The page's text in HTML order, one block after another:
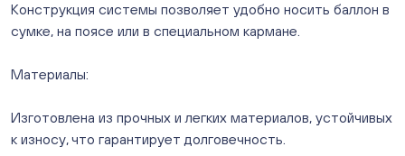
Нет в наличии
Слон. Миасс, Автозаводцев (ТК Слон, г. Миасс)
Сталеваров 5(ЦВЕТЫ) (г. Челябинск, ул. Сталеваров
ежедневно с 10:00 до 20:00
Нет в наличии
Конструкция системы позволяет удобно носить баллон в
сумке, на поясе или в специальном кармане.
Материалы:
Изготовлена из прочных и легких материалов, устойчивых
к износу, что гарантирует долговечность.